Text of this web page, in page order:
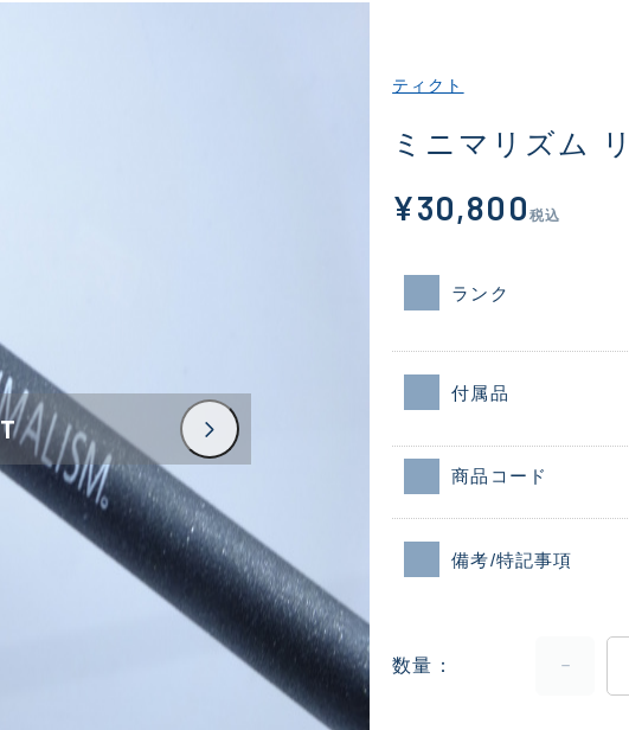
ティクト
ミニマリズム
¥30,800 税込
ランク
付属品
商品コード
備考/特記事項
数量